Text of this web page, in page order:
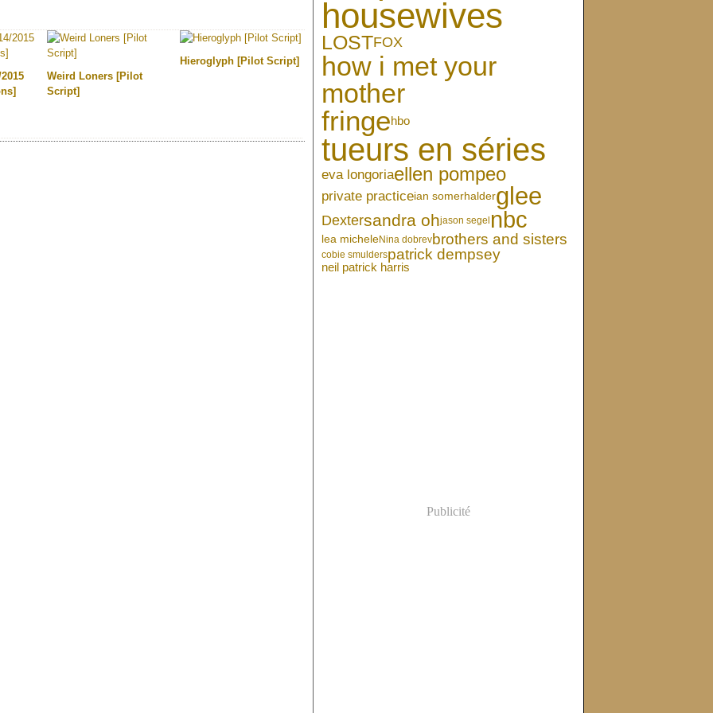
Weird Loners [Pilot
Script]
Hieroglyph [Pilot Script]
housewives
LOSTFOX
how i met your
mother
fringehbo
tueurs en séries
eva longoriaellen pompeo
private practiceian somerhalderglee
Dextersandra ohjason segel nbc
lea micheleNina dobrevbrothers and sisters
cobie smulderspatrick dempsey
neil patrick harris
Publicité